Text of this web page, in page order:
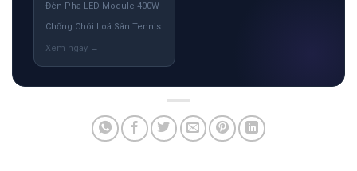
Đèn Pha LED Module 400W
Chống Chói Loá Sân Tennis